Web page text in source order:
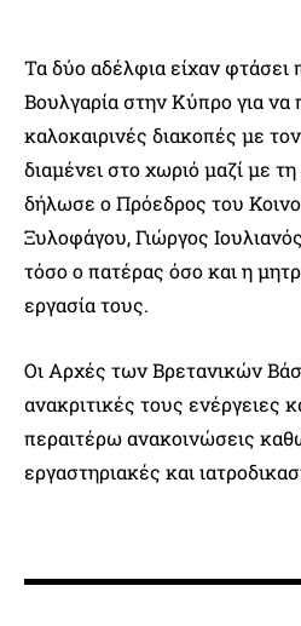
Τα δύο αδέλφια είχαν
Βουλγαρία στην Κύπρο για να
καλοκαιρινές διακοπές με
διαμένει στο χωριό μαζί με
δήλωσε ο Πρόεδρος του
Ξυλοφάγου, Γιώργος
τόσο ο πατέρας όσο και η
εργασία τους.
Οι Αρχές των Βρετανικών
ανακριτικές τους ενέργειες
περαιτέρω ανακοινώσεις
εργαστηριακές και